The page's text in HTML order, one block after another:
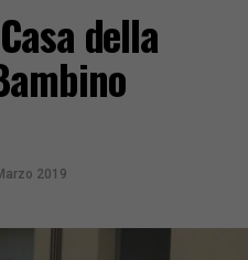
della
2019